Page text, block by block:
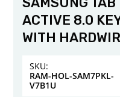
ACTIVE 8.0
WITH
SKU:
RAM-HOL-SAM7PKL-
V7B1U